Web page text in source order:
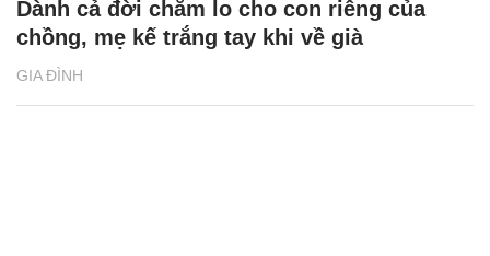
GIA ĐÌNH
Dành cả đời chăm lo cho con riêng của
chồng, mẹ kế trắng tay khi về già